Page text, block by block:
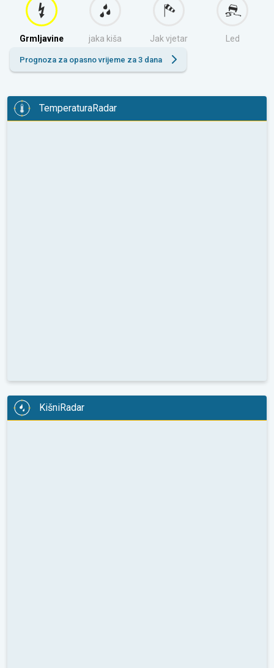
Grmljavine jaka kiša Jak vjetar Led
Prognoza za opasno vrijeme za 3 dana
TemperaturaRadar
KišniRadar